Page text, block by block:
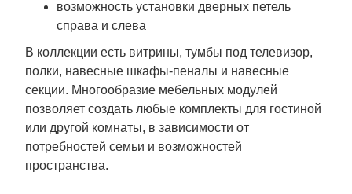
возможность установки дверных петель
справа и слева
В коллекции есть витрины, тумбы под телевизор,
полки, навесные шкафы-пеналы и навесные
секции. Многообразие мебельных модулей
позволяет создать любые комплекты для гостиной
или другой комнаты, в зависимости от
потребностей семьи и возможностей
пространства.